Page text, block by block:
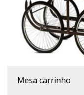
mesa carrinho